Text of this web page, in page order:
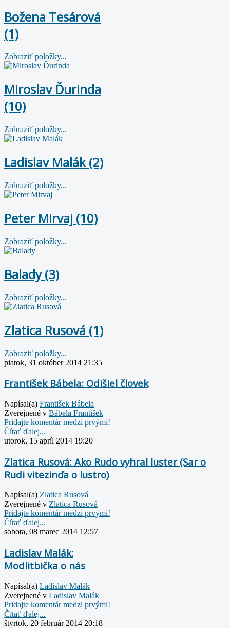
Božena Tesárová
(1)
Zobraziť položky...
Miroslav Ďurinda
(10)
Zobraziť položky...
Ladislav Malák (2)
Zobraziť položky...
Peter Mirvaj (10)
Zobraziť položky...
Balady (3)
Zobraziť položky...
Zlatica Rusová (1)
Zobraziť položky...
piatok, 31 október 2014 21:35
František Bábela: Odišiel človek
Napísal(a) František Bábela
Zverejnené v Bábela František
Pridajte komentár medzi prvými!
Čítať ďalej...
utorok, 15 apríl 2014 19:20
Zlatica Rusová: Ako Rudo vyhral luster (Sar o
Rudi vitezinďa o lustro)
Napísal(a) Zlatica Rusová
Zverejnené v Zlatica Rusová
Pridajte komentár medzi prvými!
Čítať ďalej...
sobota, 08 marec 2014 12:57
Ladislav Malák:
Modlitbička o nás
Napísal(a) Ladislav Malák
Zverejnené v Ladislav Malák
Pridajte komentár medzi prvými!
Čítať ďalej...
štvrtok, 20 február 2014 20:18